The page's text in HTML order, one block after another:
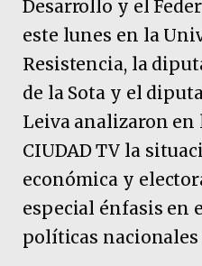
Desarrollo y el
este lunes en la
Resistencia, la
de la Sota y el
Leiva analizaron en
CIUDAD TV la
económica y
especial énfasis en
políticas